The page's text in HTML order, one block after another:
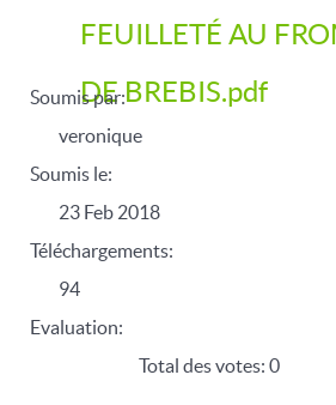
FEUILLETÉ AU
DE BREBIS.pdf
Soumis par:
veronique
Soumis le:
23 Feb 2018
Téléchargements:
94
Evaluation:
Total des votes: 0